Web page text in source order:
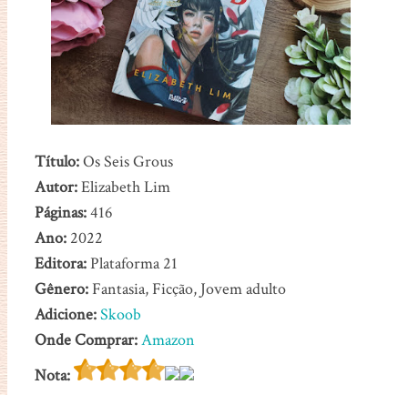
Título:Os Seis Grous
Autor:Elizabeth Lim
Páginas:416
Ano:2022
Editora:Plataforma 21
Gênero:Fantasia, Ficção, Jovem adulto
Adicione:Skoob
Onde Comprar:Amazon
Nota: